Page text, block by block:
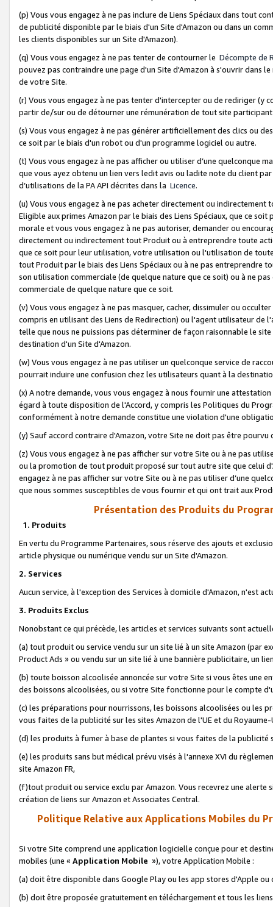
(p) Vous vous engagez à ne pas inclure de Liens Spéciaux dans tout
de publicité disponible par le biais d'un Site d'Amazon ou dans un
les clients disponibles sur un Site d'Amazon).
(q) Vous vous engagez à ne pas tenter de contourner le Décompte de
pouvez pas contraindre une page d'un Site d'Amazon à s'ouvrir dans
de votre Site.
(r) Vous vous engagez à ne pas tenter d'intercepter ou de rediriger
partir de/sur ou de détourner une rémunération de tout site
(s) Vous vous engagez à ne pas générer artificiellement des clics ou
ce soit par le biais d'un robot ou d'un programme logiciel ou autre.
(t) Vous vous engagez à ne pas afficher ou utiliser d’une quelconque
que vous ayez obtenu un lien vers ledit avis ou ladite note du client
d’utilisations de la PA API décrites dans la Licence.
(u) Vous vous engagez à ne pas acheter directement ou
Eligible aux primes Amazon par le biais des Liens Spéciaux, que ce
morale et vous vous engagez à ne pas autoriser, demander ou
directement ou indirectement tout Produit ou à entreprendre toute
que ce soit pour leur utilisation, votre utilisation ou l'utilisation de
tout Produit par le biais des Liens Spéciaux ou à ne pas entreprendre
son utilisation commerciale (de quelque nature que ce soit) ou à ne
commerciale de quelque nature que ce soit.
(v) Vous vous engagez à ne pas masquer, cacher, dissimuler ou
compris en utilisant des Liens de Redirection) ou l'agent utilisateur
telle que nous ne puissions pas déterminer de façon raisonnable le
destination d'un Site d'Amazon.
(w) Vous vous engagez à ne pas utiliser un quelconque service de
pourrait induire une confusion chez les utilisateurs quant à la
(x) A notre demande, vous vous engagez à nous fournir une
égard à toute disposition de l'Accord, y compris les Politiques du
conformément à notre demande constitue une violation d'une
(y) Sauf accord contraire d'Amazon, votre Site ne doit pas être
(z) Vous vous engagez à ne pas afficher sur votre Site ou à ne pas
ou la promotion de tout produit proposé sur tout autre site que celui
engagez à ne pas afficher sur votre Site ou à ne pas utiliser d’une
que nous sommes susceptibles de vous fournir et qui ont trait aux
Présentation des Produits du
1. Produits
En vertu du Programme Partenaires, sous réserve des ajouts et
article physique ou numérique vendu sur un Site d'Amazon.
2. Services
Aucun service, à l'exception des Services à domicile d'Amazon, n'est
3. Produits Exclus
Nonobstant ce qui précède, les articles et services suivants sont
(a) tout produit ou service vendu sur un site lié à un site Amazon (par
Product Ads » ou vendu sur un site lié à une bannière publicitaire, un
(b) toute boisson alcoolisée annoncée sur votre Site si vous êtes une
des boissons alcoolisées, ou si votre Site fonctionne pour le compte
(c) les préparations pour nourrissons, les boissons alcoolisées ou les
vous faites de la publicité sur les sites Amazon de l'UE et du Royaume-
(d) les produits à fumer à base de plantes si vous faites de la publicité
(e) les produits sans but médical prévu visés à l'annexe XVI du
site Amazon FR,
(f)tout produit ou service exclu par Amazon. Vous recevrez une alerte
création de liens sur Amazon et Associates Central.
Politique Relative aux Applications Mobiles du
Si votre Site comprend une application logicielle conçue pour et
mobiles (une « Application Mobile »), votre Application Mobile :
(a) doit être disponible dans Google Play ou les app stores d'Apple ou
(b) doit être proposée gratuitement en téléchargement et tous les